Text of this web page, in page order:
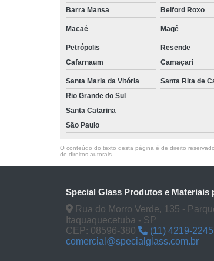
Barra Mansa
Belford Roxo
Macaé Magé
Petrópolis Resende
Cafarnaum
Camaçari
Santa Maria da Vitória Santa Rita de
Rio Grande do Sul
Santa Catarina
São Paulo
O conteúdo do texto desta página é de direito
de direitos autorais
Special Glass Produtos e Materiais
Rua do Morro Verde, 135 -
Itaquaquecetuba - SP
CEP: 08596-380
(11) 4219-2245
comercial@specialglass.com.br